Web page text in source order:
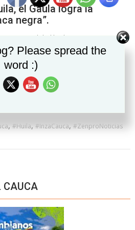
el Gaula logra la
negra”.
"La realidad hecha noticia"
Este sujeto sería la
cabecilla de la Quinta
FARC-EP
,#Huila,#InzaCauca,#ZenproNoticias
CAUCA
Please spread the
word :)
Set Youtube Channel ID